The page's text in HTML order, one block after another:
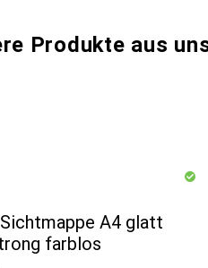
Produkte aus
Sichtmappe A4 glatt
farblos